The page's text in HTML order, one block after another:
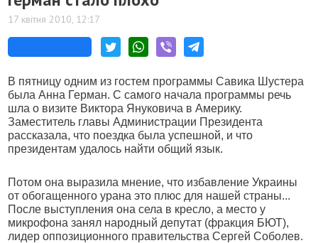
17 квітня 2010, 12:17
В пятницу одним из гостем программы Савика Шустера
была Анна Герман. С самого начала программы речь
шла о визите Виктора Януковича в Америку.
Заместитель главы Администрации Президента
рассказала, что поездка была успешной, и что
президентам удалось найти общий язык.
Потом она выразила мнение, что избавление Украины
от обогащенного урана это плюс для нашей страны...
После выступления она села в кресло, а место у
микрофона занял народный депутат (фракция БЮТ),
лидер оппозиционного правительства Сергей Соболев.